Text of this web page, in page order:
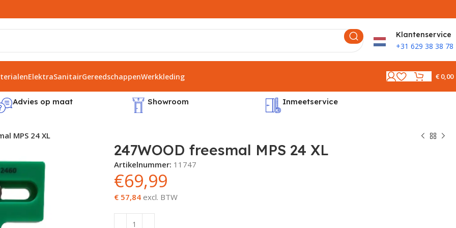
Klantenservice
+31 629 38 38 78
ElektraSanitairGereedschappenWerkkleding €0,00
Advies op maat Showroom Inmeetservice
MPS 24 XL
247WOOD freesmal MPS 24 XL
Artikelnummer: 11747
€69,99
€ 57,84 excl. BTW